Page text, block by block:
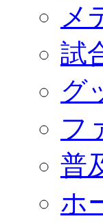
2026/
サポー
GOODS
オフィ
オンラ
ACADEMY
アカデ
コーチ&
ジュニ
ジュニ
ユース
練習拠
SCHOOL
CLUB
メ
試
グ
フ
普
ホ